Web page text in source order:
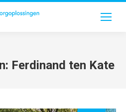
Ferdinand ten Kate